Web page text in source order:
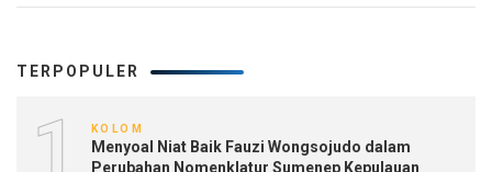
TERPOPULER
1 KOLOM
Menyoal Niat Baik Fauzi Wongsojudo dalam
Perubahan Nomenklatur Sumenep Kepulauan